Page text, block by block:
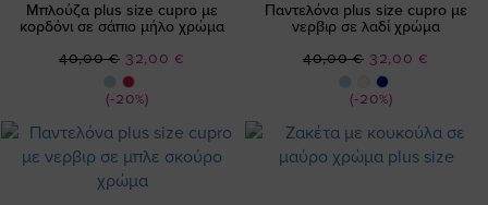
Μπλούζα plus size cupro με
κορδόνι σε σάπιο μήλο χρώμα
(-20%)
Ειδική
Τιμή
32,00 €
40,00 €
Παντελόνα plus size cupro με
νερβιρ σε λαδί χρώμα
(-20%)
Ειδική
Τιμή
32,00 €
40,00 €